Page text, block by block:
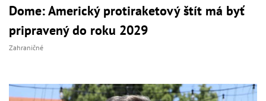
Dome: Americký protiraketový štít má byť
pripravený do roku 2029
Zahraničné